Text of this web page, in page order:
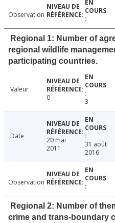
Observation
Regional 1: Number of
regional wildlife
participating countries.
Valeur
0
3
Date
20 mai
2011
31 août
2016
Observation
Regional 2: Number of
crime and trans-boundary